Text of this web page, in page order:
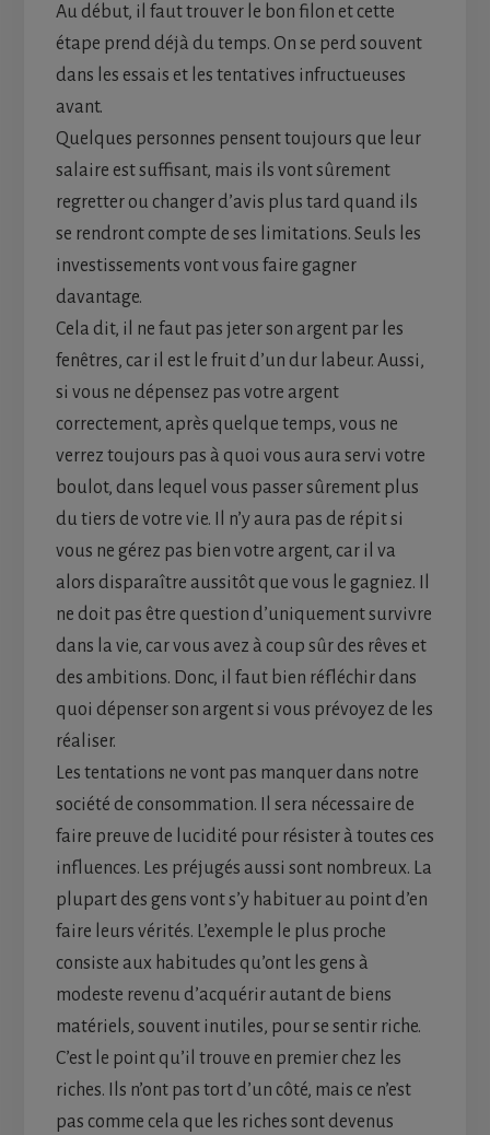
Au début, il faut trouver le bon filon et cette
étape prend déjà du temps. On se perd souvent
dans les essais et les tentatives infructueuses
avant.
Quelques personnes pensent toujours que leur
salaire est suffisant, mais ils vont sûrement
regretter ou changer d’avis plus tard quand ils
se rendront compte de ses limitations. Seuls les
investissements vont vous faire gagner
davantage.
Cela dit, il ne faut pas jeter son argent par les
fenêtres, car il est le fruit d’un dur labeur. Aussi,
si vous ne dépensez pas votre argent
correctement, après quelque temps, vous ne
verrez toujours pas à quoi vous aura servi votre
boulot, dans lequel vous passer sûrement plus
du tiers de votre vie. Il n’y aura pas de répit si
vous ne gérez pas bien votre argent, car il va
alors disparaître aussitôt que vous le gagniez. Il
ne doit pas être question d’uniquement survivre
dans la vie, car vous avez à coup sûr des rêves et
des ambitions. Donc, il faut bien réfléchir dans
quoi dépenser son argent si vous prévoyez de les
réaliser.
Les tentations ne vont pas manquer dans notre
société de consommation. Il sera nécessaire de
faire preuve de lucidité pour résister à toutes ces
influences. Les préjugés aussi sont nombreux. La
plupart des gens vont s’y habituer au point d’en
faire leurs vérités. L’exemple le plus proche
consiste aux habitudes qu’ont les gens à
modeste revenu d’acquérir autant de biens
matériels, souvent inutiles, pour se sentir riche.
C’est le point qu’il trouve en premier chez les
riches. Ils n’ont pas tort d’un côté, mais ce n’est
pas comme cela que les riches sont devenus